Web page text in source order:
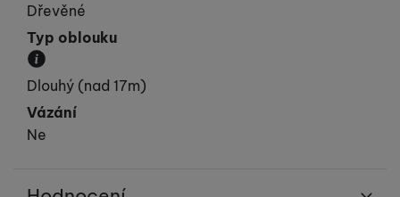
Materiál, ze kterého je jádro lyže vyrobeno.
Dřevěné
Typ oblouku
Přibližná velikost poloměru oblouku.
Dlouhý (nad 17m)
Vázání
Ne